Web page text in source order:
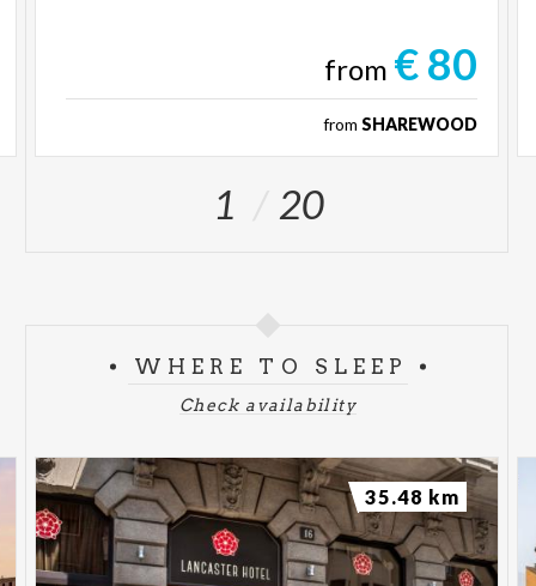
from € 80
from SHAREWOOD
1 20
WHERE TO SLEEP
Check availability
35.48 km